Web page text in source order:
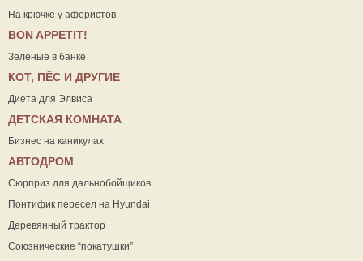
На крючке у аферистов
ВON APPETIT!
Зелёные в банке
КОТ, ПЁС И ДРУГИЕ
Диета для Элвиса
ДЕТСКАЯ КОМНАТА
Бизнес на каникулах
АВТОДРОМ
Сюрприз для дальнобойщиков
Понтифик пересел на Hyundai
Деревянный трактор
Союзнические “покатушки”